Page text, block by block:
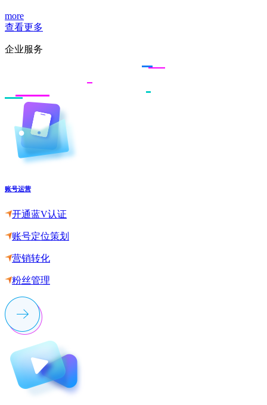
more
查看更多
企业服务
账号运营
开通蓝V认证
账号定位策划
营销转化
粉丝管理